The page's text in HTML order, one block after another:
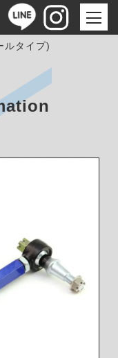
ルタイプ)